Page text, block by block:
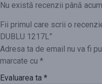
Nu există recenzii până
Fii primul care scrii o
DUBLU 1217L”
Adresa ta de email nu va fi
marcate cu *
Evaluarea ta *